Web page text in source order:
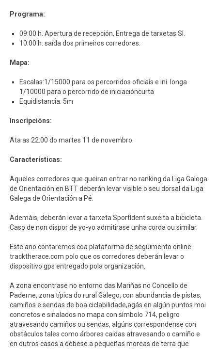
Programa:
09:00 h. Apertura de recepción. Entrega de tarxetas SI.
10:00 h. saída dos primeiros corredores.
Mapa:
Escalas:1/15000 para os percorridos oficiais e ini. longa
1/10000 para o percorrido de iniciacióncurta
Equidistancia: 5m
Inscripcións:
Ata as 22:00 do martes 11 de novembro.
Características:
Aqueles corredores que queiran entrar no ranking da Liga Galega
de Orientación en BTT deberán levar visible o seu dorsal da Liga
Galega de Orientación a Pé.
Ademáis, deberán levar a tarxeta SportIdent suxeita a bicicleta.
Caso de non dispor de yo-yo admitirase unha corda ou similar.
Este ano contaremos coa plataforma de seguimento online
tracktherace.com polo que os corredores deberán levar o
dispositivo gps entregado pola organización.
A zona encontrase no entorno das Mariñas no Concello de
Paderne, zona típica do rural Galego, con abundancia de pistas,
camiños e sendas de boa ciclabilidade,agás en algún puntos moi
concretos e sinalados no mapa con símbolo 714, peligro
atravesando camiños ou sendas, algúns correspondense con
obstáculos tales como árbores caidas atravesando o camiño e
en outros casos a débese a pequeñas moreas de terra que